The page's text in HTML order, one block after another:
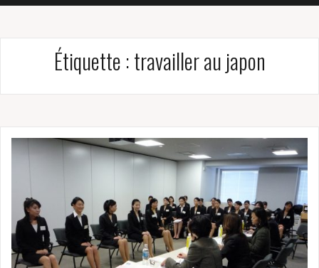
Étiquette :travailler au japon